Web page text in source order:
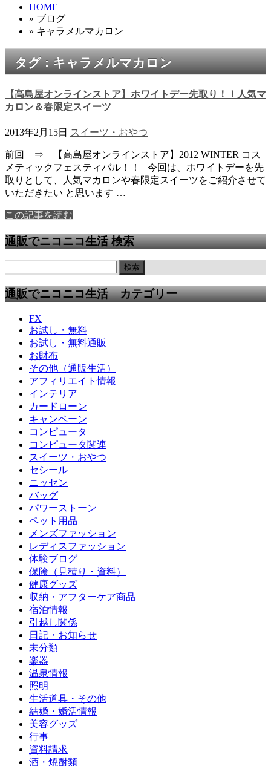
HOME
» ブログ
» キャラメルマカロン
タグ : キャラメルマカロン
【高島屋オンラインストア】ホワイトデー先取り！！人気マ
カロン＆春限定スイーツ
2013年2月15日 スイーツ・おやつ
前回 ⇒ 【高島屋オンラインストア】2012 WINTER コス
メティックフェスティバル！！ 今回は、ホワイトデーを先
取りとして、人気マカロンや春限定スイーツをご紹介させて
いただきたい と思います …
この記事を読む
通販でニコニコ生活 検索
通販でニコニコ生活 カテゴリー
FX
お試し・無料
お試し・無料通販
お財布
その他（通販生活）
アフィリエイト情報
インテリア
カードローン
キャンペーン
コンピュータ
コンピュータ関連
スイーツ・おやつ
セシール
ニッセン
バッグ
パワーストーン
ペット用品
メンズファッション
レディスファッション
体験ブログ
保険（見積り・資料）
健康グッズ
収納・アフターケア商品
宿泊情報
引越し関係
日記・お知らせ
未分類
楽器
温泉情報
照明
生活道具・その他
結婚・婚活情報
美容グッズ
行事
資料請求
酒・焼酎類